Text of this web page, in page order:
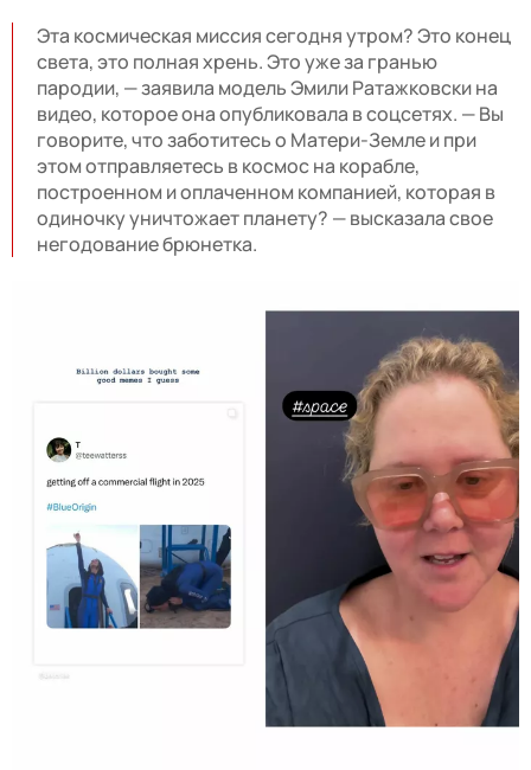
Эта космическая миссия сегодня утром? Это конец
света, это полная хрень. Это уже за гранью
пародии, — заявила модель Эмили Ратажковски на
видео, которое она опубликовала в соцсетях. — Вы
говорите, что заботитесь о Матери-Земле и при
этом отправляетесь в космос на корабле,
построенном и оплаченном компанией, которая в
одиночку уничтожает планету? — высказала свое
негодование брюнетка.